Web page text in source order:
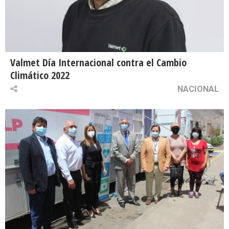
Valmet Día Internacional contra el Cambio
Climático 2022
NACIONAL